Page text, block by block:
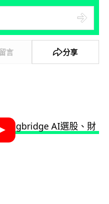
言 分享